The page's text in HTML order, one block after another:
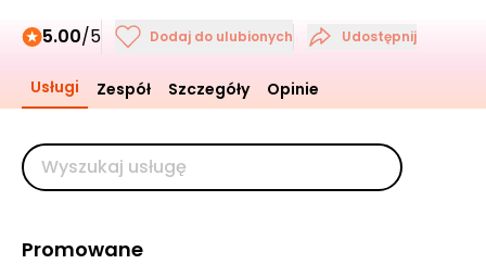
5.00/5 Dodaj do ulubionych Udostępnij
Usługi Zespół Szczegóły Opinie
Promowane